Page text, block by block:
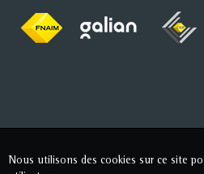
Nous utilisons des cookies sur ce site